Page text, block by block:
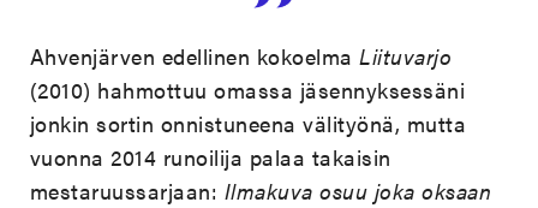
Ahvenjärven edellinen kokoelmaLiituvarjo
(2010) hahmottuu omassa jäsennyksessäni
jonkin sortin onnistuneena välityönä, mutta
vuonna 2014 runoilija palaa takaisin
mestaruussarjaan: Ilmakuva osuu joka oksaan